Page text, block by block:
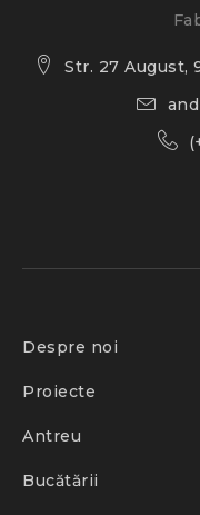
Str. 27 August,
Despre noi
Proiecte
Antreu
Bucătării